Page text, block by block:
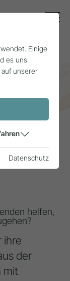
helfen,
ihre
der
mit
Einige
es uns
unserer
Datenschutz